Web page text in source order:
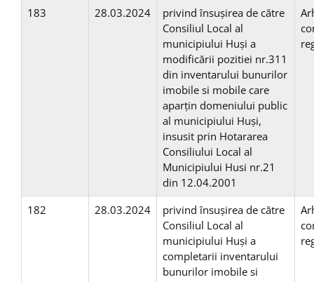
183 28.03.2024
privind însuşirea de către
Consiliul Local al
municipiului Huși a
modificării pozitiei nr.311
din inventarului bunurilor
imobile si mobile care
aparţin domeniului public
al municipiului Huşi,
insusit prin Hotararea
Consiliului Local al
Municipiului Husi nr.21
din 12.04.2001
182 28.03.2024
privind însuşirea de către
Consiliul Local al
municipiului Huși a
completarii inventarului
bunurilor imobile si